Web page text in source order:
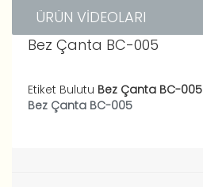
ÜRÜN VIDEOLARI
Bez Çanta BC-005
Etiket Bulutu Bez Çanta BC-005
Bez Çanta BC-005